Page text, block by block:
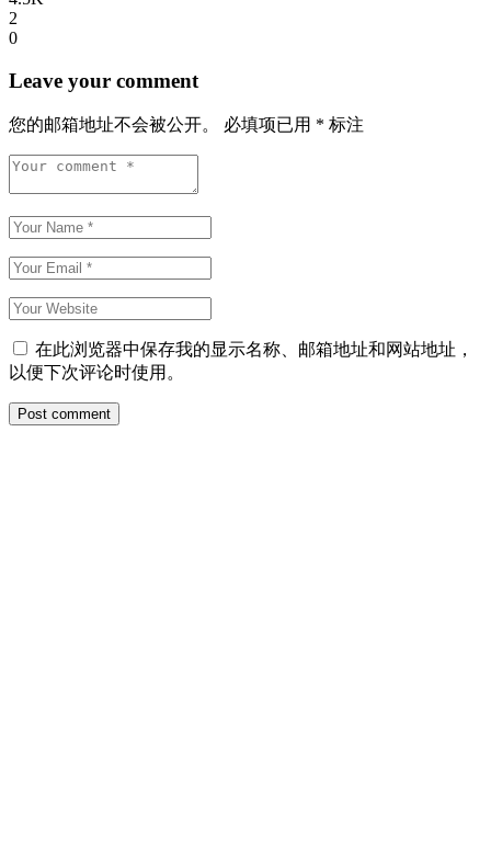
2
0
Leave your comment
您的邮箱地址不会被公开。 必填项已用 * 标注
在此浏览器中保存我的显示名称、邮箱地址和网站地址，
以便下次评论时使用。